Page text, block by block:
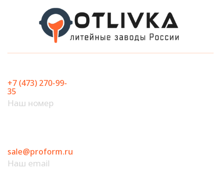
содержимому
+7 (473) 270-99-
35
Наш номер
sale@proform.ru
Наш email